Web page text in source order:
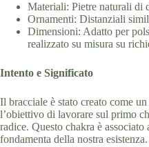
Materiali: Pietre naturali di
Ornamenti: Distanziali
Dimensioni: Adatto per
realizzato su misura su
Intento e Significato
Il bracciale è stato creato come
l’obiettivo di lavorare sul primo
radice. Questo chakra è
fondamenta della nostra esistenza.